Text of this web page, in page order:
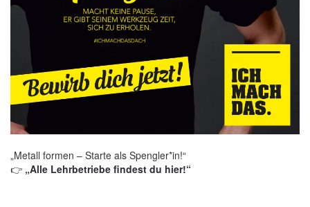
„Metall formen – Starte als Spengler*in!“
👉 „Alle Lehrbetriebe findest du hier!“